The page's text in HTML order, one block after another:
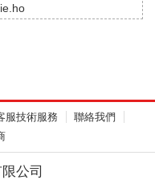
服技術服務
聯絡我們
公司